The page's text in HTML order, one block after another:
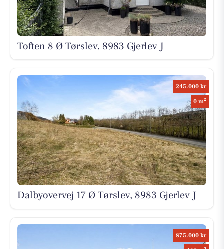
Toften 8 Ø Tørslev, 8983 Gjerlev J
245.000 kr
0 m2
Dalbyovervej 17 Ø Tørslev, 8983 Gjerlev J
875.000 kr